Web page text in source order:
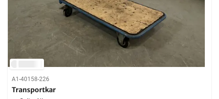
A1-40158-226
Transportkar